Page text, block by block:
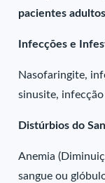
pacientes
Infecções e
Nasofaringite,
sinusite,
Distúrbios do
Anemia
sangue ou